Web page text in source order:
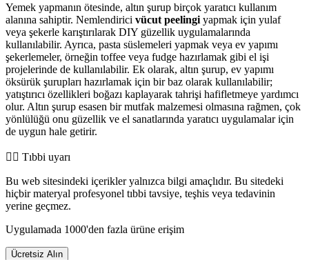
Yemek yapmanın ötesinde, altın şurup birçok yaratıcı kullanım
alanına sahiptir. Nemlendirici vücut peelingi yapmak için yulaf
veya şekerle karıştırılarak DIY güzellik uygulamalarında
kullanılabilir. Ayrıca, pasta süslemeleri yapmak veya ev yapımı
şekerlemeler, örneğin toffee veya fudge hazırlamak gibi el işi
projelerinde de kullanılabilir. Ek olarak, altın şurup, ev yapımı
öksürük şurupları hazırlamak için bir baz olarak kullanılabilir;
yatıştırıcı özellikleri boğazı kaplayarak tahrişi hafifletmeye yardımcı
olur. Altın şurup esasen bir mutfak malzemesi olmasına rağmen, çok
yönlülüğü onu güzellik ve el sanatlarında yaratıcı uygulamalar için
de uygun hale getirir.
👨‍⚕️️ Tıbbi uyarı
Bu web sitesindeki içerikler yalnızca bilgi amaçlıdır. Bu sitedeki
hiçbir materyal profesyonel tıbbi tavsiye, teşhis veya tedavinin
yerine geçmez.
Uygulamada 1000'den fazla ürüne erişim
Ücretsiz Alın